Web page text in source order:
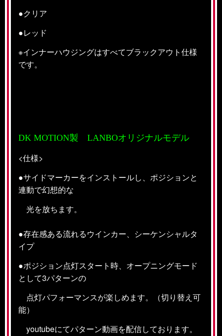
●クリア
●レッド
※インナーハウジングはすべてブラックアウト仕様
です。
DK MOTION製 LANBOオリジナルモデル
<仕様>
●サイドマーカーをインストールし、ポジションと
連動で幻想的な
光を放ちます。
●存在感ある流れるウインカー、シーケンシャルタ
イプ
●ポジション点灯スタート時、オープニングモード
として3パターンの
点灯パフォーマンスが楽しめます。（切り替え可
能）
youtubeにてパターン動画を配信しております。